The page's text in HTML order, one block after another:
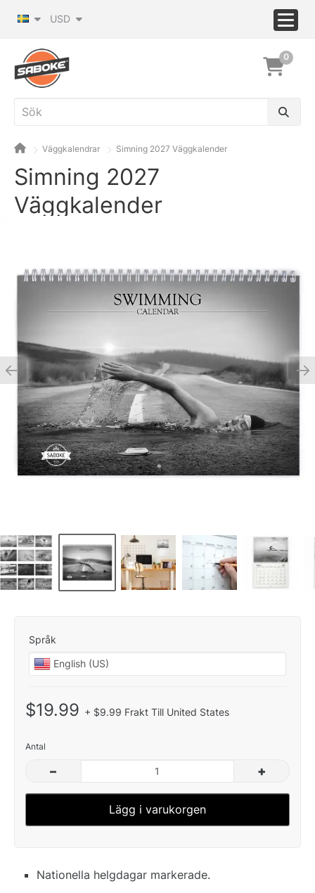
USD
0
Väggkalendrar Simning 2027 Väggkalender
Simning 2027
Väggkalender
Språk
$19.99 + $9.99 Frakt Till United States
Antal
– +
Lägg i varukorgen
Nationella helgdagar markerade.